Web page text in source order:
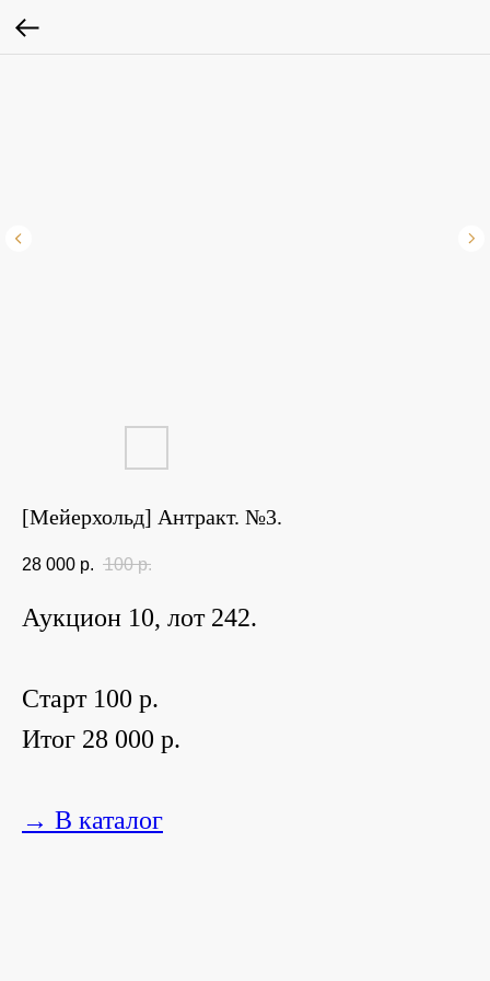
[Мейерхольд] Антракт. №3.
28 000 р. 100 р.
Аукцион 10, лот 242.
Старт 100 р.
Итог 28 000 р.
→ В каталог